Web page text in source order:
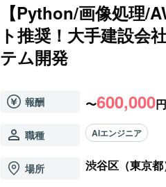
【Python/画像処理/
ト推奨！大手建設会
テム開発
報酬 〜600,000
職種 AIエンジニア
場所 渋谷区（東京都